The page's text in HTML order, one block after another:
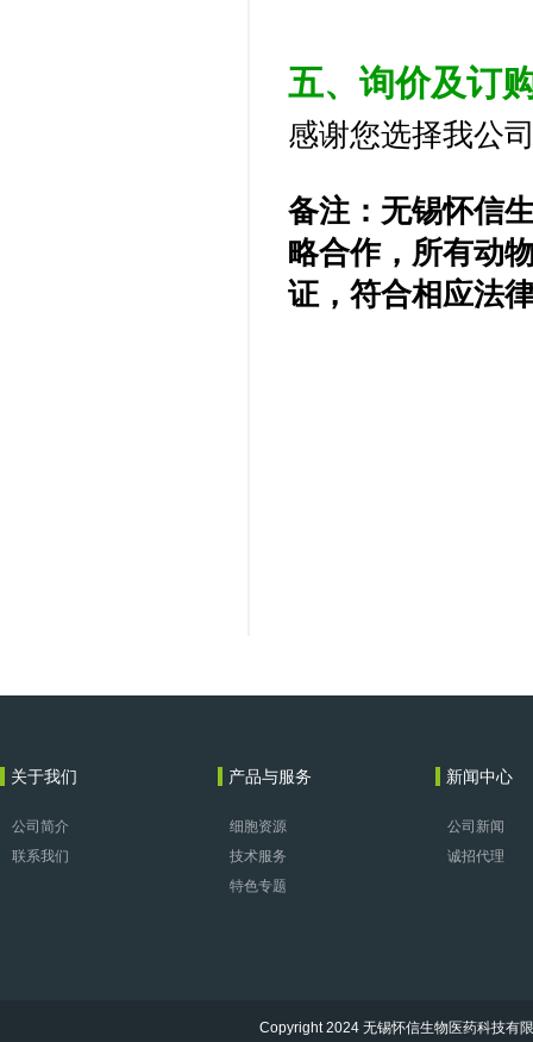
五、询价及订
感谢您选择我公
备注：无锡怀信
略合作，所有动
证，符合相应法
关于我们
公司简介
联系我们
产品与服务
细胞资源
技术服务
特色专题
新闻中心
公司新闻
诚招代理
Copyright 2024 无锡怀信生物医药科技